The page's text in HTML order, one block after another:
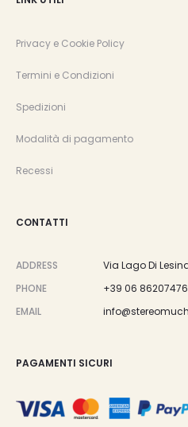
Privacy e Cookie Policy
Termini e Condizioni
Spedizioni
Modalità di pagamento
Recessi
CONTATTI
ADDRESS
Via Lago Di
PHONE
+39 06 86207476
EMAIL
PAGAMENTI SICURI